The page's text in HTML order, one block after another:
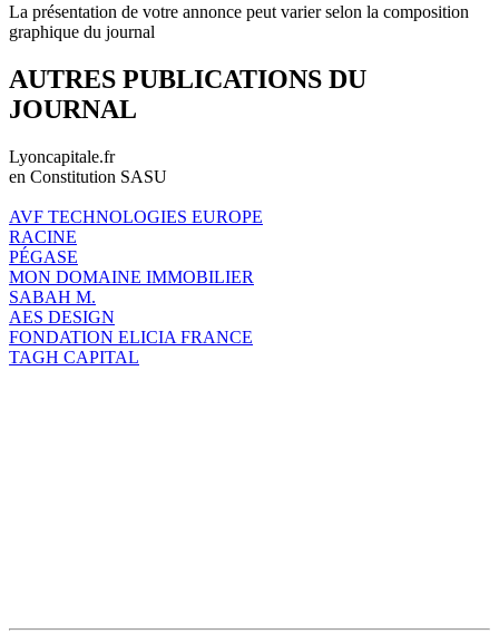
La présentation de votre annonce peut varier selon la composition
graphique du journal
AUTRES PUBLICATIONS DU
JOURNAL
Lyoncapitale.fr
en Constitution SASU
AVF TECHNOLOGIES EUROPE
RACINE
PÉGASE
MON DOMAINE IMMOBILIER
SABAH M.
AES DESIGN
FONDATION ELICIA FRANCE
TAGH CAPITAL